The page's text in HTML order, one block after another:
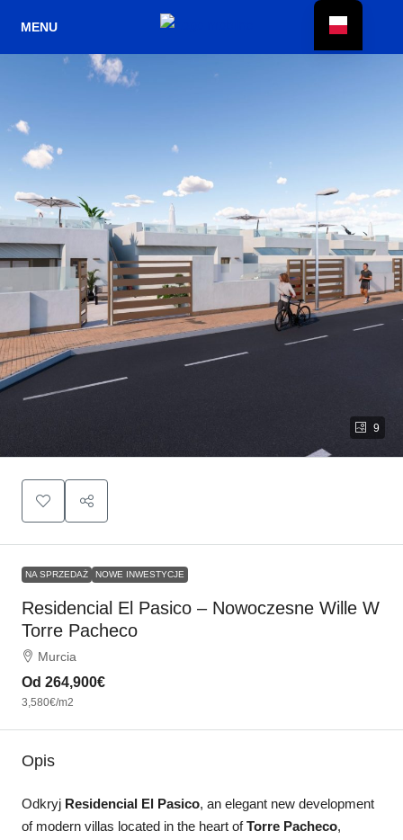
9
NA SPRZEDAŻ NOWE INWESTYCJE
Residencial El Pasico – Nowoczesne Wille W
Torre Pacheco
Murcia
Od 264,900€
3,580€/m2
Opis
Odkryj Residencial El Pasico, an elegant new development
of modern villas located in the heart ofTorre Pacheco,